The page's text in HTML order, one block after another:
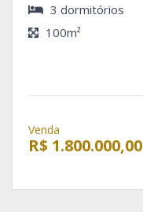
3 dormitórios
100m²
Venda
R$ 1.800.000,00